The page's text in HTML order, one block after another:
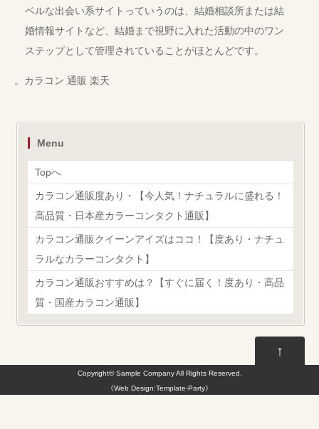
ベルな出会い系サイトっていうのは、結婚相談所または結
婚情報サイトなど、結婚まで視野に入れた活動の中のワン
ステップとして管理されていることがほとんどです。
。カラコン 通販 楽天
Menu
Topへ
カラコン通販度あり・【今人気！ナチュラルに盛れる！
高品質・日本産カラーコンタクト通販】
カラコン通販クイーンアイズはココ！【度あり・ナチュ
ラルなカラーコンタクト】
カラコン通販おすすめは？【すぐに届く！度あり・高品
質・国産カラコン通販】
↑
Copyright©Sample CompanyAll Rights Reserved.
《Web Design:Template-Party》